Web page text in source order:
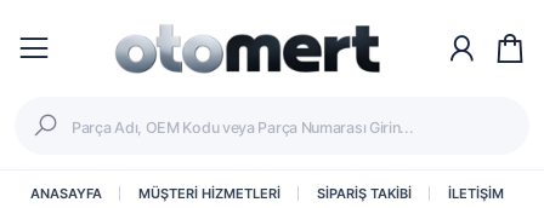
ANASAYFA MÜŞTERİ HİZMETLERİ SİPARİŞ TAKİBİ İLETİŞİM